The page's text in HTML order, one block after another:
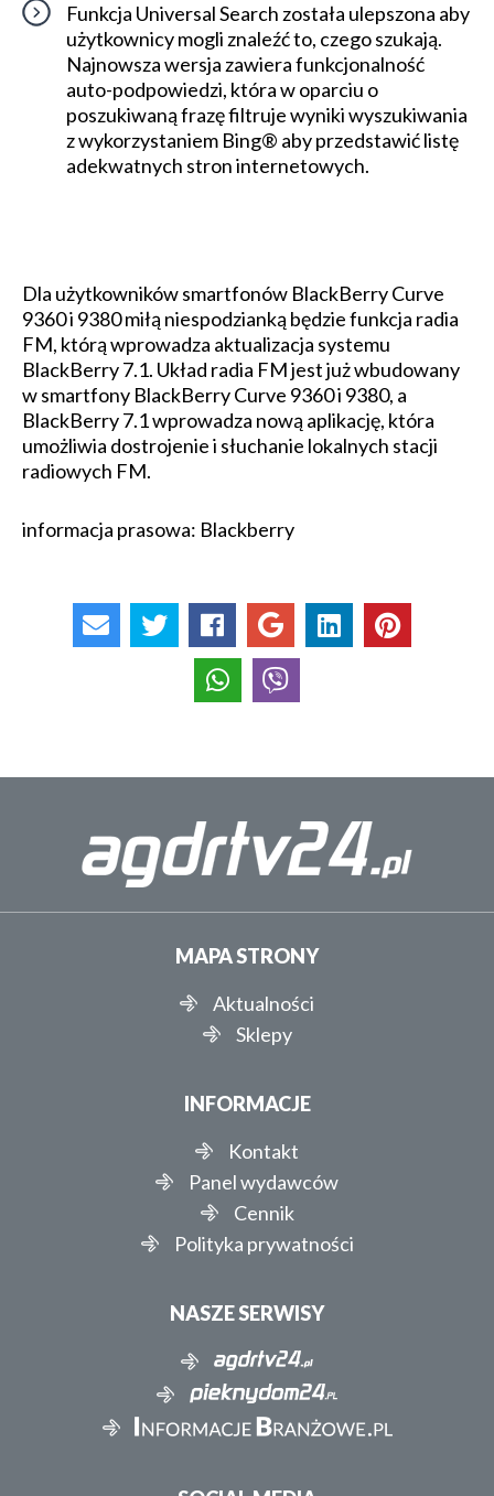
Funkcja Universal Search została ulepszona aby
użytkownicy mogli znaleźć to, czego szukają.
Najnowsza wersja zawiera funkcjonalność
auto-podpowiedzi, która w oparciu o
poszukiwaną frazę filtruje wyniki wyszukiwania
z wykorzystaniem Bing® aby przedstawić listę
adekwatnych stron internetowych.
Dla użytkowników smartfonów BlackBerry Curve
9360 i 9380 miłą niespodzianką będzie funkcja radia
FM, którą wprowadza aktualizacja systemu
BlackBerry 7.1. Układ radia FM jest już wbudowany
w smartfony BlackBerry Curve 9360 i 9380, a
BlackBerry 7.1 wprowadza nową aplikację, która
umożliwia dostrojenie i słuchanie lokalnych stacji
radiowych FM.
informacja prasowa: Blackberry
MAPA STRONY
Aktualności
Sklepy
INFORMACJE
Kontakt
Panel wydawców
Cennik
Polityka prywatności
NASZE SERWISY